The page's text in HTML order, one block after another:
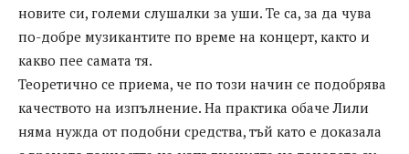
новите си, големи слушалки за уши. Те са, за да чува
по-добре музикантите по време на концерт, както и
какво пее самата тя.
Теоретично се приема, че по този начин се подобрява
качеството на изпълнение. На практика обаче Лили
няма нужда от подобни средства, тъй като е доказала